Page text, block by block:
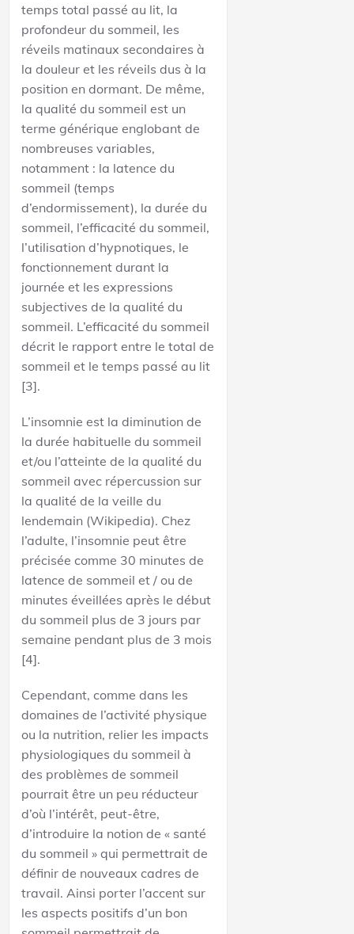
temps total passé au lit, la
profondeur du sommeil, les
réveils matinaux secondaires à
la douleur et les réveils dus à la
position en dormant. De même,
la qualité du sommeil est un
terme générique englobant de
nombreuses variables,
notamment : la latence du
sommeil (temps
d’endormissement), la durée du
sommeil, l’efficacité du sommeil,
l’utilisation d’hypnotiques, le
fonctionnement durant la
journée et les expressions
subjectives de la qualité du
sommeil. L’efficacité du sommeil
décrit le rapport entre le total de
sommeil et le temps passé au lit
[3].
L’insomnie est la diminution de
la durée habituelle du sommeil
et/ou l’atteinte de la qualité du
sommeil avec répercussion sur
la qualité de la veille du
lendemain (Wikipedia). Chez
l’adulte, l’insomnie peut être
précisée comme 30 minutes de
latence de sommeil et / ou de
minutes éveillées après le début
du sommeil plus de 3 jours par
semaine pendant plus de 3 mois
[4].
Cependant, comme dans les
domaines de l’activité physique
ou la nutrition, relier les impacts
physiologiques du sommeil à
des problèmes de sommeil
pourrait être un peu réducteur
d’où l’intérêt, peut-être,
d’introduire la notion de « santé
du sommeil » qui permettrait de
définir de nouveaux cadres de
travail. Ainsi porter l’accent sur
les aspects positifs d’un bon